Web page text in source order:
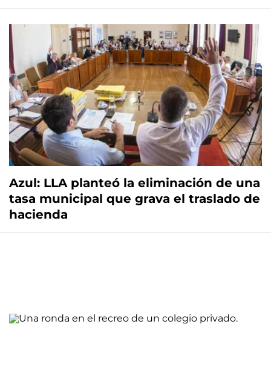
Azul: LLA planteó la eliminación de una
tasa municipal que grava el traslado de
hacienda